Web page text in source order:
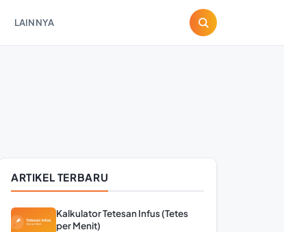
LAINNYA
ARTIKEL TERBARU
Kalkulator Tetesan Infus (Tetes
per Menit)